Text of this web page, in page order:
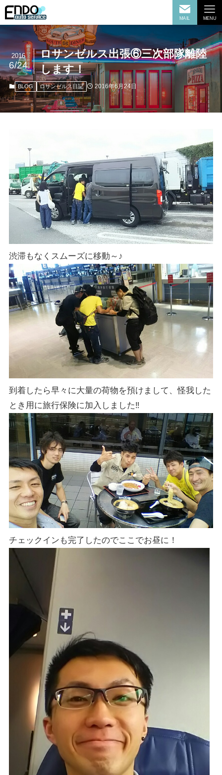
MAIL MENU
ロサンゼルス出張⑥三次部隊離陸
します！
2016
6/24
BLOG ロサンゼルス日記 2016年6月24日
渋滞もなくスムーズに移動～♪
到着したら早々に大量の荷物を預けまして、怪我した
とき用に旅行保険に加入しました‼
チェックインも完了したのでここでお昼に！